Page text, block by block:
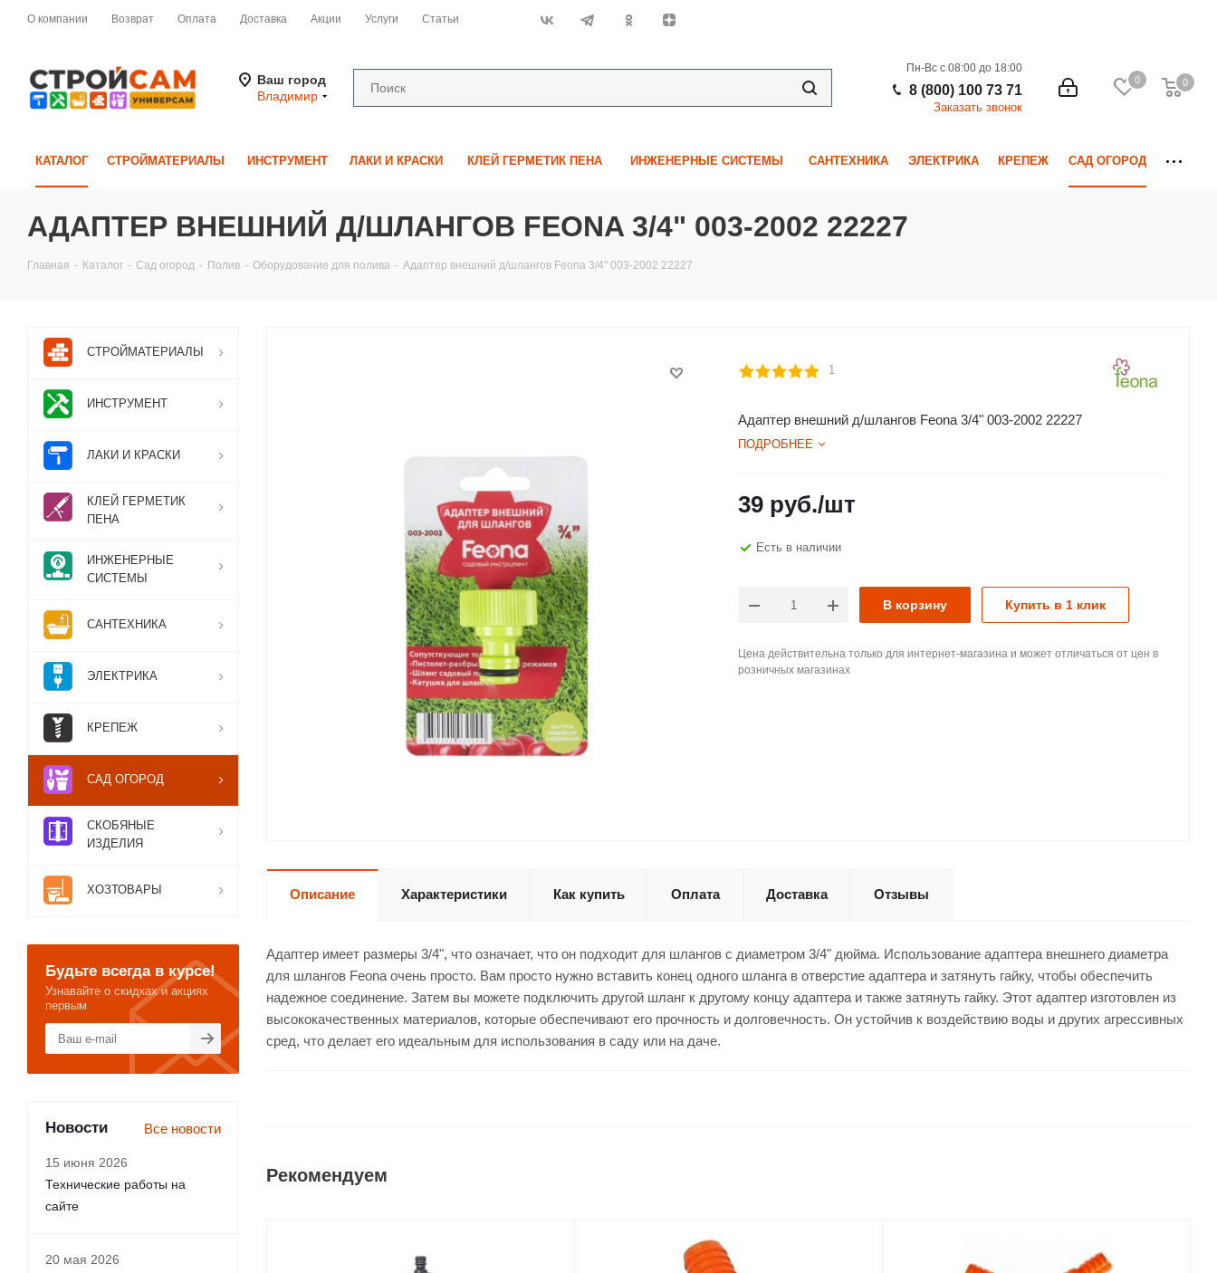
О компании Возврат Оплата Доставка Акции Услуги Статьи
Ваш город
Владимир
0 0
0
Пн-Вс с 08:00 до 18:00
8 (800) 100 73 71
Заказать звонок
КАТАЛОГ СТРОЙМАТЕРИАЛЫ ИНСТРУМЕНТ ЛАКИ И КРАСКИ КЛЕЙ ГЕРМЕТИК ПЕНА ИНЖЕНЕРНЫЕ СИСТЕМЫ САНТЕХНИКА ЭЛЕКТРИКА КРЕПЕЖ САД ОГОРОД
АДАПТЕР ВНЕШНИЙ Д/ШЛАНГОВ FEONA 3/4" 003-2002 22227
Главная - Каталог - Сад огород - Полив - Оборудование для полива - Адаптер внешний д/шлангов Feona 3/4" 003-2002 22227
1
Адаптер внешний д/шлангов Feona 3/4" 003-2002 22227
ПОДРОБНЕЕ
39 руб./шт
Есть в наличии
В корзину Купить в 1 клик
Цена действительна только для интернет-магазина и может отличаться от цен в
розничных магазинах
Описание Характеристики Как купить Оплата Доставка Отзывы
Адаптер имеет размеры 3/4", что означает, что он подходит для шлангов с диаметром 3/4" дюйма. Использование адаптера внешнего диаметра
для шлангов Feona очень просто. Вам просто нужно вставить конец одного шланга в отверстие адаптера и затянуть гайку, чтобы обеспечить
надежное соединение. Затем вы можете подключить другой шланг к другому концу адаптера и также затянуть гайку. Этот адаптер изготовлен из
высококачественных материалов, которые обеспечивают его прочность и долговечность. Он устойчив к воздействию воды и других агрессивных
сред, что делает его идеальным для использования в саду или на даче.
Рекомендуем
СТРОЙМАТЕРИАЛЫ
ИНСТРУМЕНТ
ЛАКИ И КРАСКИ
КЛЕЙ ГЕРМЕТИК
ПЕНА
ИНЖЕНЕРНЫЕ
СИСТЕМЫ
САНТЕХНИКА
ЭЛЕКТРИКА
КРЕПЕЖ
САД ОГОРОД
СКОБЯНЫЕ
ИЗДЕЛИЯ
ХОЗТОВАРЫ
Будьте всегда в курсе!
Узнавайте о скидках и акциях
первым
Новости Все новости
15 июня 2026
Технические работы на
сайте
20 мая 2026